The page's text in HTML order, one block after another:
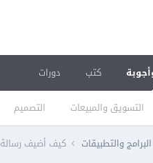
التسويق والمبيعات التصميم
كتب دورات
والتطبيقات كيف أضيف رسالة